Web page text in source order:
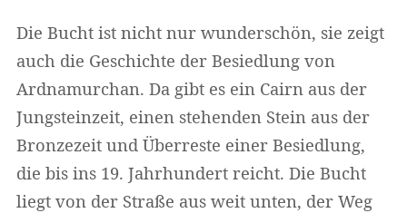
Die Bucht ist nicht nur wunderschön, sie zeigt
auch die Geschichte der Besiedlung von
Ardnamurchan. Da gibt es ein Cairn aus der
Jungsteinzeit, einen stehenden Stein aus der
Bronzezeit und Überreste einer Besiedlung,
die bis ins 19. Jahrhundert reicht. Die Bucht
liegt von der Straße aus weit unten, der Weg